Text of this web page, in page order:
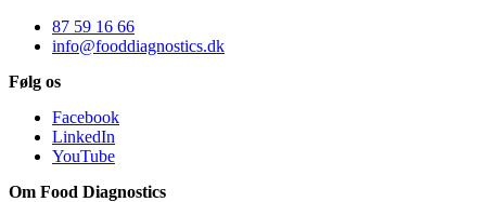
87 59 16 66
info@fooddiagnostics.dk
Følg os
Facebook
LinkedIn
YouTube
Om Food Diagnostics